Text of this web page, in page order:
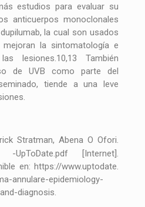
estudios para evaluar su
anticuerpos monoclonales
la cual son usados
la sintomatología e
lesiones.10,13 También
de UVB como parte del
tiende a una leve
Stratman, Abena O Ofori.
UpToDate.pdf [Internet].
en: https://www.uptodate.
annulare-epidemiology-
diagnosis.